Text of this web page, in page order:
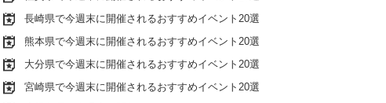
長崎県で今週末に開催されるおすすめイベント20選
熊本県で今週末に開催されるおすすめイベント20選
大分県で今週末に開催されるおすすめイベント20選
宮崎県で今週末に開催されるおすすめイベント20選